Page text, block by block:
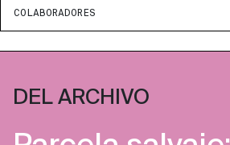
COLABORADORES
DEL ARCHIVO